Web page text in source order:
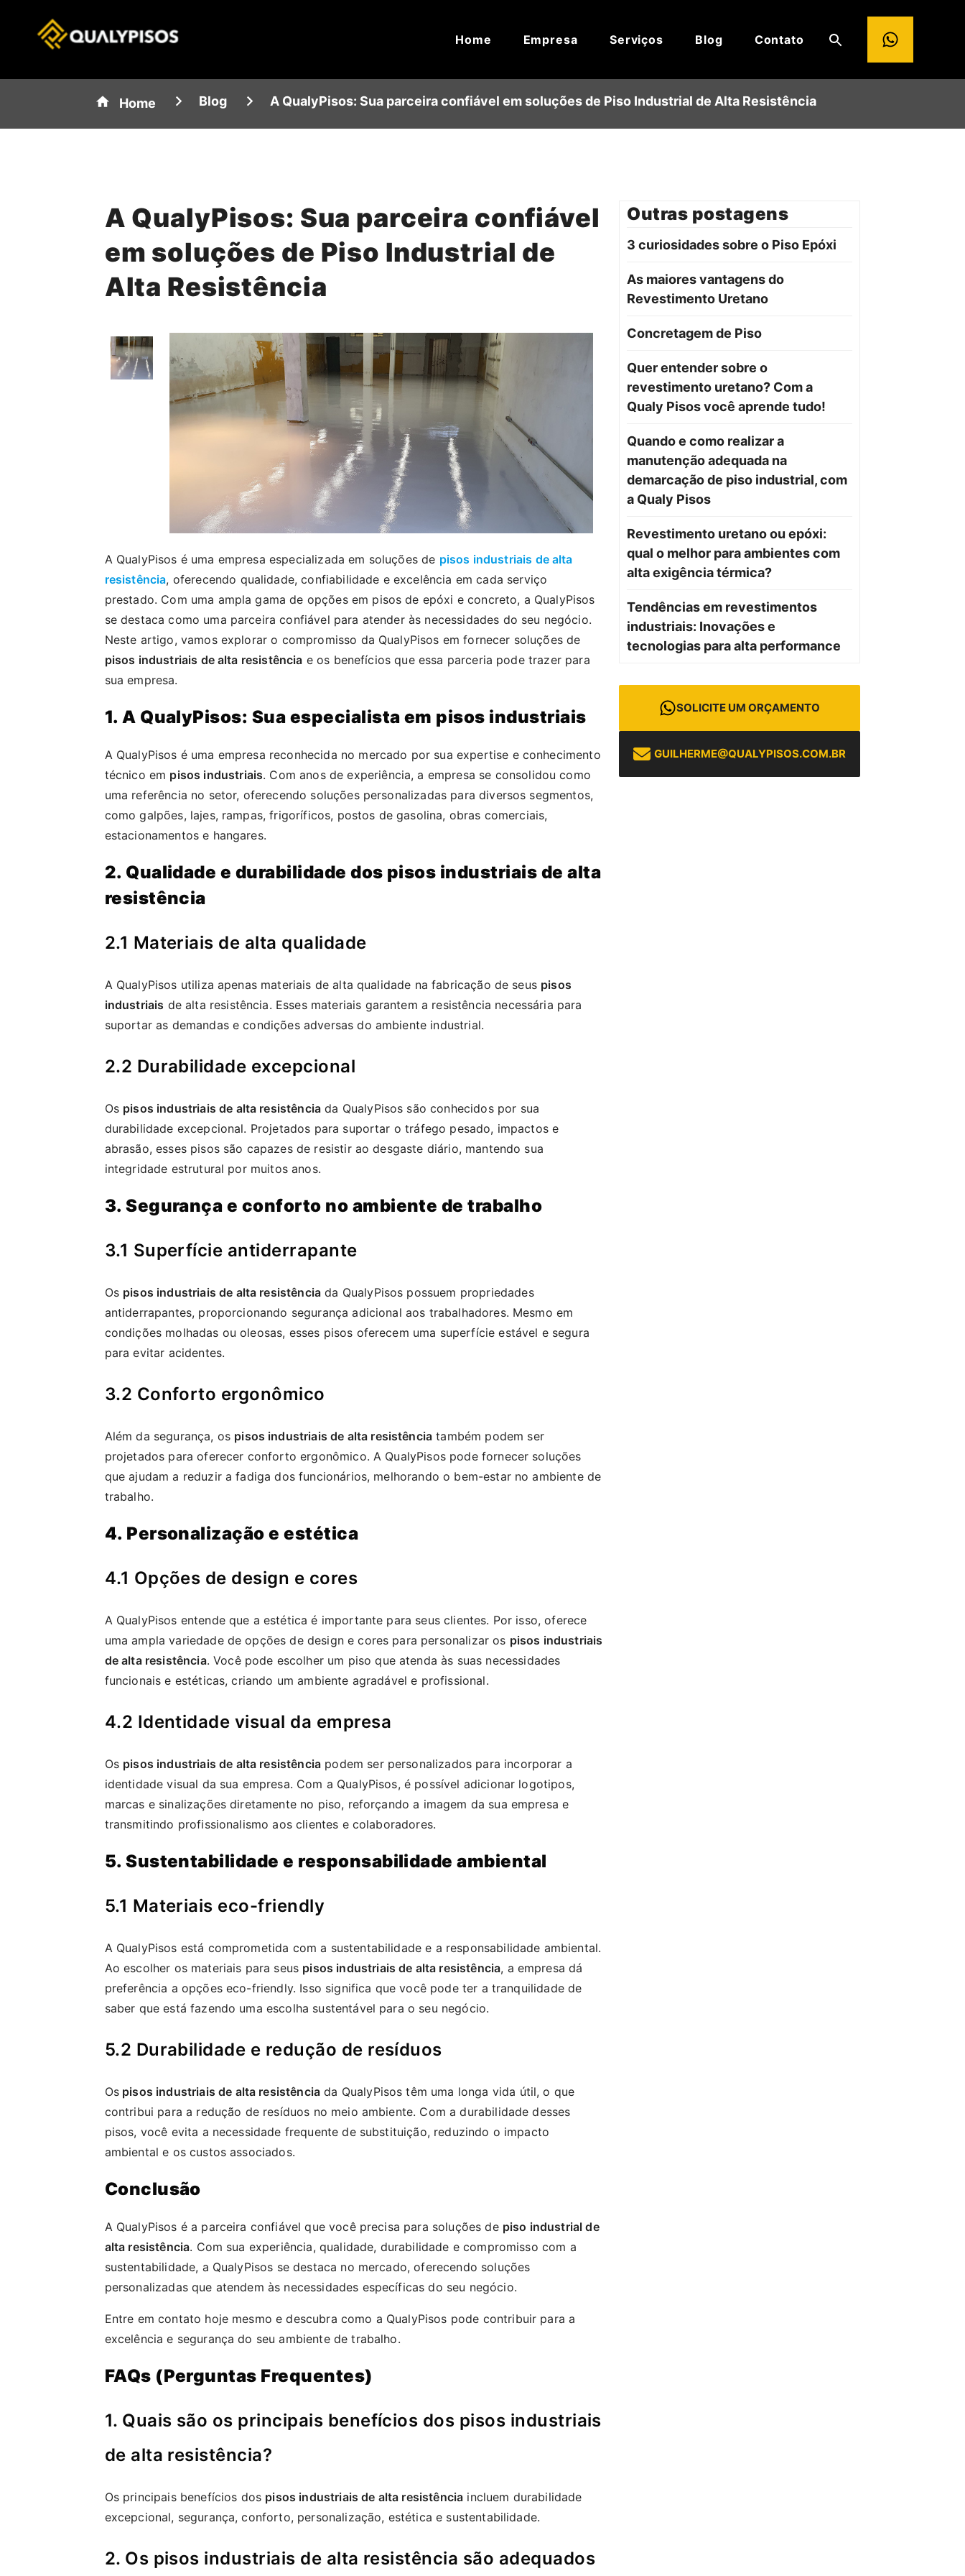
Home Empresa Serviços Blog Contato
Home Blog A QualyPisos: Sua parceira confiável em soluções de Piso Industrial de Alta Resistência
A QualyPisos: Sua parceira confiável
em soluções de Piso Industrial de
Alta Resistência
A QualyPisos é uma empresa especializada em soluções de pisos industriais de alta
resistência, oferecendo qualidade, confiabilidade e excelência em cada serviço
prestado. Com uma ampla gama de opções em pisos de epóxi e concreto, a QualyPisos
se destaca como uma parceira confiável para atender às necessidades do seu negócio.
Neste artigo, vamos explorar o compromisso da QualyPisos em fornecer soluções de
pisos industriais de alta resistência e os benefícios que essa parceria pode trazer para
sua empresa.
1. A QualyPisos: Sua especialista em pisos industriais
A QualyPisos é uma empresa reconhecida no mercado por sua expertise e conhecimento
técnico em pisos industriais. Com anos de experiência, a empresa se consolidou como
uma referência no setor, oferecendo soluções personalizadas para diversos segmentos,
como galpões, lajes, rampas, frigoríficos, postos de gasolina, obras comerciais,
estacionamentos e hangares.
2. Qualidade e durabilidade dos pisos industriais de alta
resistência
2.1 Materiais de alta qualidade
A QualyPisos utiliza apenas materiais de alta qualidade na fabricação de seus pisos
industriais de alta resistência. Esses materiais garantem a resistência necessária para
suportar as demandas e condições adversas do ambiente industrial.
2.2 Durabilidade excepcional
Os pisos industriais de alta resistência da QualyPisos são conhecidos por sua
durabilidade excepcional. Projetados para suportar o tráfego pesado, impactos e
abrasão, esses pisos são capazes de resistir ao desgaste diário, mantendo sua
integridade estrutural por muitos anos.
3. Segurança e conforto no ambiente de trabalho
3.1 Superfície antiderrapante
Os pisos industriais de alta resistência da QualyPisos possuem propriedades
antiderrapantes, proporcionando segurança adicional aos trabalhadores. Mesmo em
condições molhadas ou oleosas, esses pisos oferecem uma superfície estável e segura
para evitar acidentes.
3.2 Conforto ergonômico
Além da segurança, os pisos industriais de alta resistência também podem ser
projetados para oferecer conforto ergonômico. A QualyPisos pode fornecer soluções
que ajudam a reduzir a fadiga dos funcionários, melhorando o bem-estar no ambiente de
trabalho.
4. Personalização e estética
4.1 Opções de design e cores
A QualyPisos entende que a estética é importante para seus clientes. Por isso, oferece
uma ampla variedade de opções de design e cores para personalizar os pisos industriais
de alta resistência. Você pode escolher um piso que atenda às suas necessidades
funcionais e estéticas, criando um ambiente agradável e profissional.
4.2 Identidade visual da empresa
Os pisos industriais de alta resistência podem ser personalizados para incorporar a
identidade visual da sua empresa. Com a QualyPisos, é possível adicionar logotipos,
marcas e sinalizações diretamente no piso, reforçando a imagem da sua empresa e
transmitindo profissionalismo aos clientes e colaboradores.
5. Sustentabilidade e responsabilidade ambiental
5.1 Materiais eco-friendly
A QualyPisos está comprometida com a sustentabilidade e a responsabilidade ambiental.
Ao escolher os materiais para seus pisos industriais de alta resistência, a empresa dá
preferência a opções eco-friendly. Isso significa que você pode ter a tranquilidade de
saber que está fazendo uma escolha sustentável para o seu negócio.
5.2 Durabilidade e redução de resíduos
Ospisos industriais de alta resistência da QualyPisos têm uma longa vida útil, o que
contribui para a redução de resíduos no meio ambiente. Com a durabilidade desses
pisos, você evita a necessidade frequente de substituição, reduzindo o impacto
ambiental e os custos associados.
Conclusão
A QualyPisos é a parceira confiável que você precisa para soluções de piso industrial de
alta resistência. Com sua experiência, qualidade, durabilidade e compromisso com a
sustentabilidade, a QualyPisos se destaca no mercado, oferecendo soluções
personalizadas que atendem às necessidades específicas do seu negócio.
Entre em contato hoje mesmo e descubra como a QualyPisos pode contribuir para a
excelência e segurança do seu ambiente de trabalho.
FAQs (Perguntas Frequentes)
1. Quais são os principais benefícios dos pisos industriais
de alta resistência?
Os principais benefícios dos pisos industriais de alta resistência incluem durabilidade
excepcional, segurança, conforto, personalização, estética e sustentabilidade.
2. Os pisos industriais de alta resistência são adequados
Outras postagens
3 curiosidades sobre o Piso Epóxi
As maiores vantagens do
Revestimento Uretano
Concretagem de Piso
Quer entender sobre o
revestimento uretano? Com a
Qualy Pisos você aprende tudo!
Quando e como realizar a
manutenção adequada na
demarcação de piso industrial, com
a Qualy Pisos
Revestimento uretano ou epóxi:
qual o melhor para ambientes com
alta exigência térmica?
Tendências em revestimentos
industriais: Inovações e
tecnologias para alta performance
SOLICITE UM ORÇAMENTO
GUILHERME@QUALYPISOS.COM.BR